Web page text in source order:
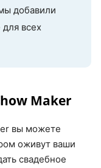
добавили
всех
Maker
вы можете
оживут ваши
свадебное